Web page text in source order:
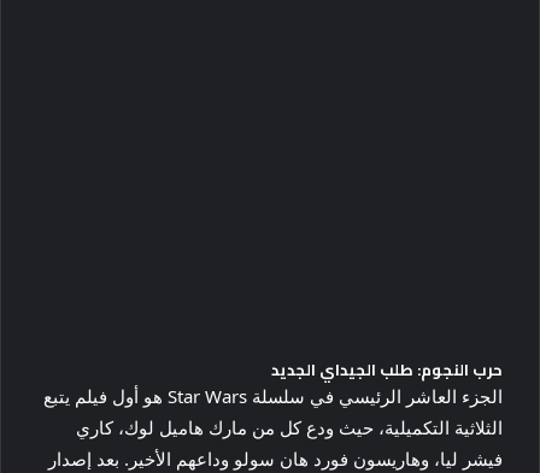
حرب النجوم: طلب الجيداي الجديد
الجزء العاشر الرئيسي في سلسلة Star Wars هو أول فيلم يتبع
الثلاثية التكميلية، حيث ودع كل من مارك هاميل لوك، كاري
فيشر ليا، وهاريسون فورد هان سولو وداعهم الأخير. بعد إصدار